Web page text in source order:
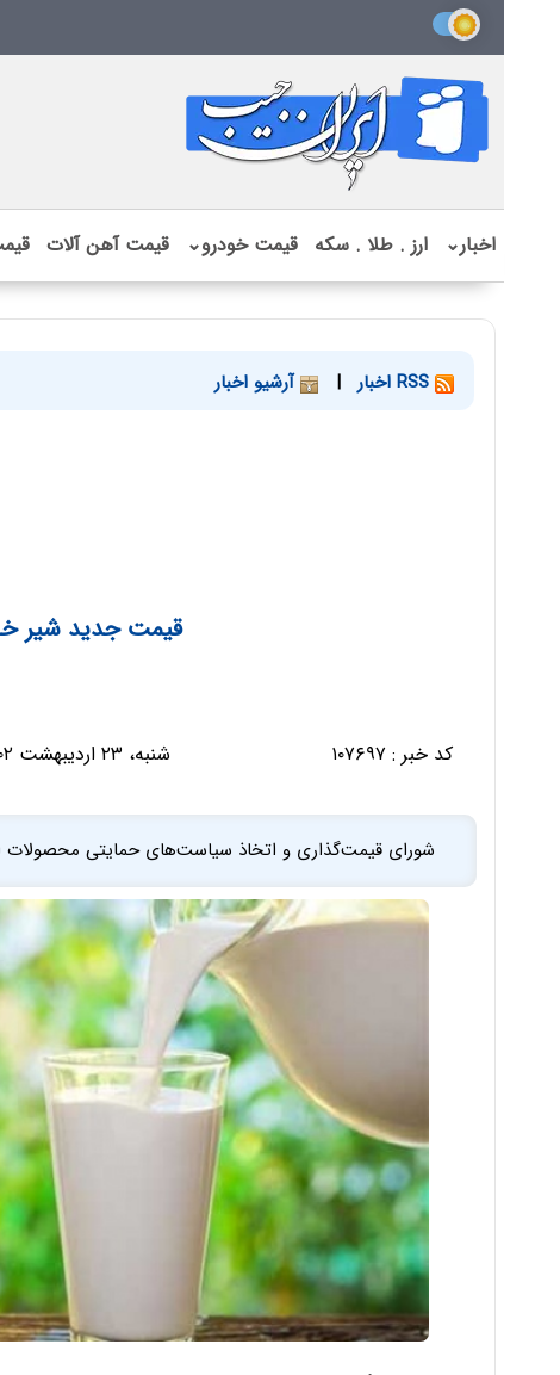
اخبار⌄ ارز . طلا . سکه قیمت خودرو⌄ قیمت آهن آلات
| آرشیو اخبار
قیمت جدید شیر
کد خبر : ۱۰۷۶۹۷ شنبه، ۲۳ اردیبهشت ۱۴۰۲ - ۱۸:۴۴:۱۴
شورای قیمت‌گذاری و اتخاذ سیاست‌های حمایتی